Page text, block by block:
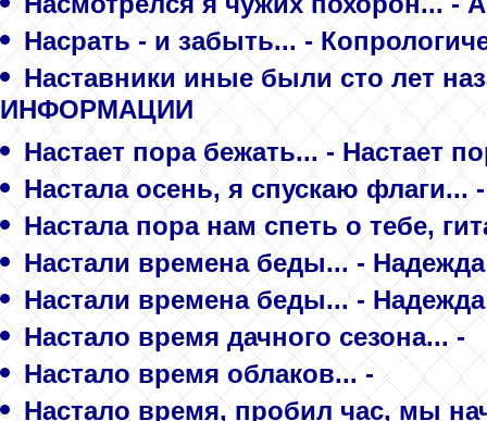
Насрать - и забыть... -
Наставники иные были сто лет
ИНФОРМАЦИИ
Настает пора бежать... - Настает
Настала осень, я спускаю флаги...
Настала пора нам спеть о тебе,
Настали времена беды... -
Настали времена беды... -
Настало время дачного сезона... -
Настало время облаков... -
Настало время, пробил час, мы